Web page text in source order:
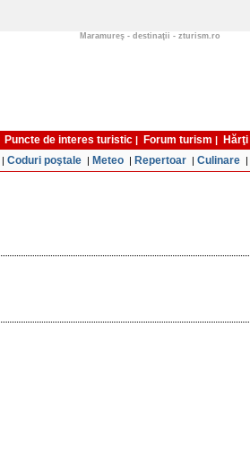
Maramureş - destinaţii - zturism.ro
Puncte de interes turistic | Forum turism | Hărţi
| Coduri poştale | Meteo | Repertoar | Culinare |